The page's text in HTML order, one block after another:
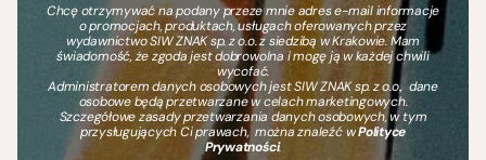
Chcę otrzymywać na podany przeze mnie adres e-mail informacje
o promocjach, produktach, usługach oferowanych przez
wydawnictwo SIW ZNAK sp. z o.o. z siedzibą w Krakowie. Mam
świadomość, że zgoda jest dobrowolna i mogę ją w każdej chwili
wycofać.
Administratorem danych osobowych jest SIW ZNAK sp. z o.o., dane
osobowe będą przetwarzane w celach marketingowych.
Szczegółowe zasady przetwarzania danych osobowych, w tym
przysługujących Ci prawach, można znaleźć wPolityce
Prywatności.